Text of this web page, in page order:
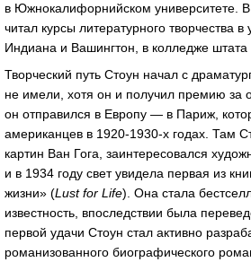
в Южнокалифорнийском университете.
читал курсы литературного творчества в
Индиана и Вашингтон, в колледже
Творческий путь Стоун начал с
не имели, хотя он и получил премию за
он отправился в Европу — в Париж,
американцев в 1920-1930-х годах. Там
картин Ван Гога, заинтересовался
и в 1934 году свет увидела первая из
жизни» (Lust for Life). Она стала
известность, впоследствии была
первой удачи Стоун стал активно
романизованного биографического